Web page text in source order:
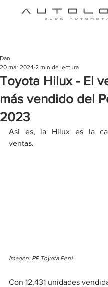
Toyota Hilux - El
más vendido del
2023
Dan
20 mar 2024 2 min de lectura
Asi es, la Hilux es la
ventas.
Imagen: PR Toyota Perú
Con 12,431 unidades